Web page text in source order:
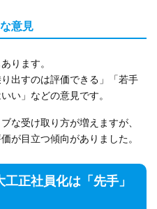
意見
ります。
出すのは評価できる」「若手
い」などの意見です。
な受け取り方が増えますが、
が目立つ傾向がありました。
正社員化は「先手」